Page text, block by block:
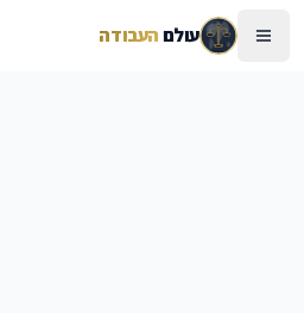
עולםהעבודה